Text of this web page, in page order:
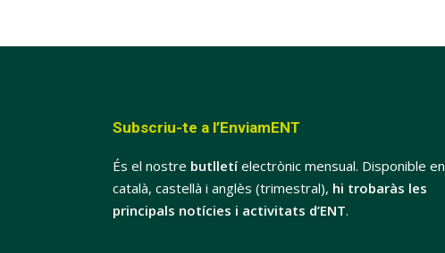
Subscriu-te a l’EnviamENT
És el nostre butlletí electrònic mensual. Disponible en
català, castellà i anglès (trimestral), hi trobaràs les
principals notícies i activitats d’ENT.